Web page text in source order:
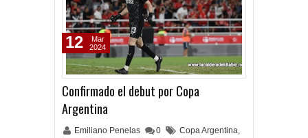
Confirmado el debut por Copa
Argentina
Emiliano Penelas 0 Copa Argentina,
12
Mar
2024